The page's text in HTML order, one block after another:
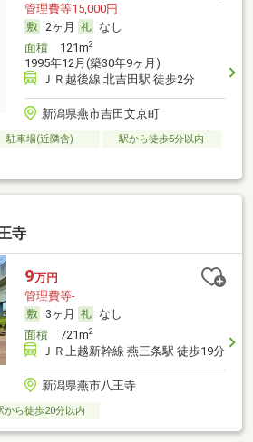
管理費等15,000円
2ヶ月
なし
面積121m2
1995年12月(築30年9ヶ月)
ＪＲ越後線 北吉田駅 徒歩2分
新潟県燕市吉田文京町
駐車場(近隣含)
駅から徒歩5分以内
寺
9万円
管理費等-
3ヶ月
なし
面積721m2
ＪＲ上越新幹線 燕三条駅 徒歩19分
新潟県燕市八王寺
から徒歩20分以内